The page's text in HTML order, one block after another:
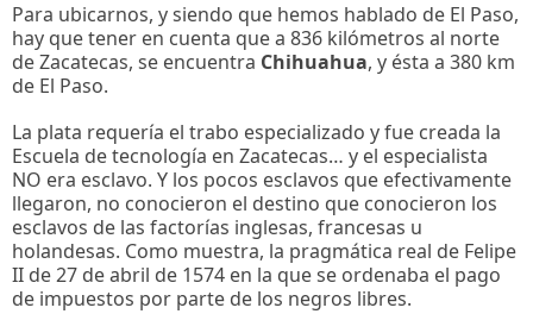
Para ubicarnos, y siendo que hemos hablado de El Paso,
hay que tener en cuenta que a 836 kilómetros al norte
de Zacatecas, se encuentra Chihuahua, y ésta a 380 km
de El Paso.
La plata requería el trabo especializado y fue creada la
Escuela de tecnología en Zacatecas… y el especialista
NO era esclavo. Y los pocos esclavos que efectivamente
llegaron, no conocieron el destino que conocieron los
esclavos de las factorías inglesas, francesas u
holandesas. Como muestra, la pragmática real de Felipe
II de 27 de abril de 1574 en la que se ordenaba el pago
de impuestos por parte de los negros libres.